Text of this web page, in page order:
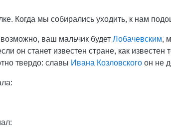
Когда мы собирались уходить, к нам
ваш мальчик будет Лобачевским,
он станет известен стране, как известен
твердо: славы Ивана Козловского он не